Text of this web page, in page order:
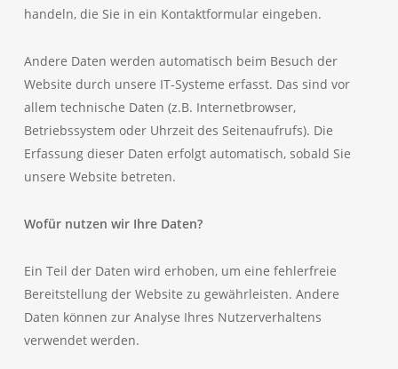
handeln, die Sie in ein Kontaktformular eingeben.
Andere Daten werden automatisch beim Besuch der
Website durch unsere IT-Systeme erfasst. Das sind vor
allem technische Daten (z.B. Internetbrowser,
Betriebssystem oder Uhrzeit des Seitenaufrufs). Die
Erfassung dieser Daten erfolgt automatisch, sobald Sie
unsere Website betreten.
Wofür nutzen wir Ihre Daten?
Ein Teil der Daten wird erhoben, um eine fehlerfreie
Bereitstellung der Website zu gewährleisten. Andere
Daten können zur Analyse Ihres Nutzerverhaltens
verwendet werden.